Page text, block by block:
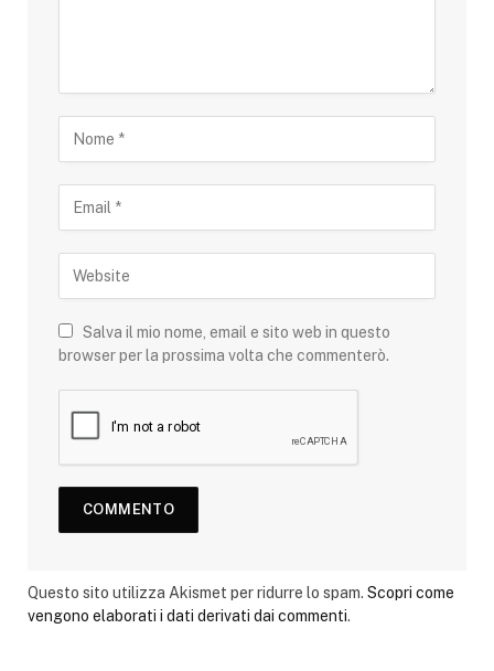
Salva il mio nome, email e sito web in questo
browser per la prossima volta che commenterò.
Questo sito utilizza Akismet per ridurre lo spam. Scopri come
vengono elaborati i dati derivati dai commenti.